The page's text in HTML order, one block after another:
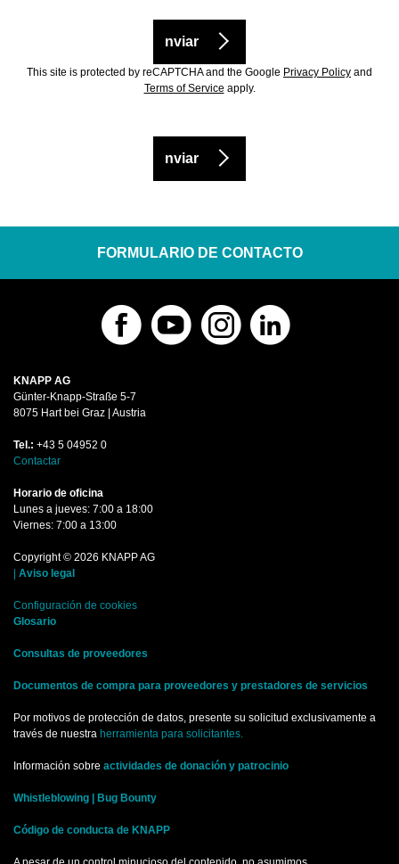
nviar
This site is protected by reCAPTCHA and the Google Privacy Policy and
Terms of Service apply.
nviar
FORMULARIO DE CONTACTO
KNAPP AG
Günter-Knapp-Straße 5-7
8075 Hart bei Graz | Austria
Tel.: +43 5 04952 0
Contactar
Horario de oficina
Lunes a jueves: 7:00 a 18:00
Viernes: 7:00 a 13:00
Copyright © 2026 KNAPP AG
| Aviso legal
Configuración de cookies
Glosario
Consultas de proveedores
Documentos de compra para proveedores y prestadores de servicios
Por motivos de protección de datos, presente su solicitud exclusivamente a
través de nuestra herramienta para solicitantes.
Información sobre actividades de donación y patrocinio
Whistleblowing | Bug Bounty
Código de conducta de KNAPP